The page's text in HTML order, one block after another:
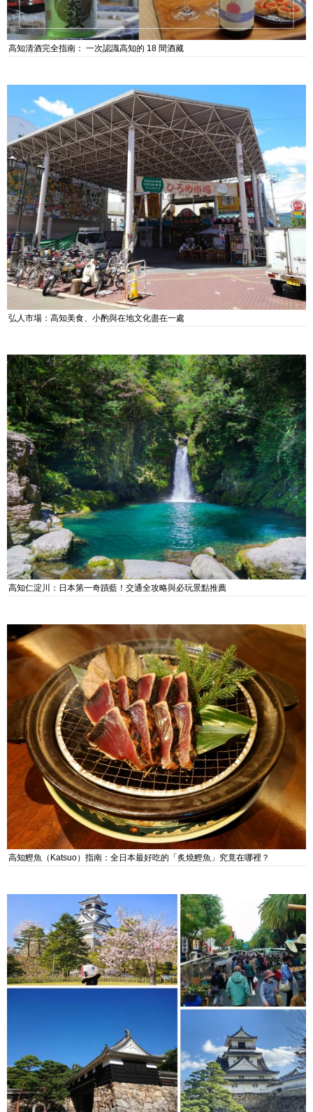
高知清酒完全指南： 一次認識高知的 18 間酒藏
弘人市場：高知美食、小酌與在地文化盡在一處
高知仁淀川：日本第一奇蹟藍！交通全攻略與必玩景點推薦
高知鰹魚（Katsuo）指南：全日本最好吃的「炙燒鰹魚」究竟在哪裡？